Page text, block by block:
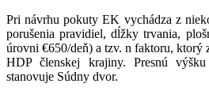
Pri návrhu pokuty EK vychádza z
porušenia pravidiel, dĺžky trvania,
úrovni €650/deň) a tzv. n faktoru, ktorý
HDP členskej krajiny. Presnú
stanovuje Súdny dvor.